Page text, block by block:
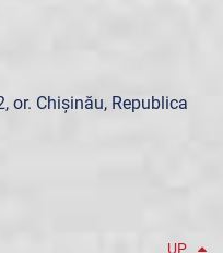
or. Chișinău, Republica
UP